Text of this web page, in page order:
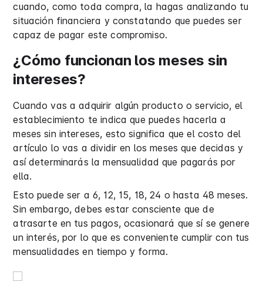
cuando, como toda compra, la hagas analizando tu
situación financiera y constatando que puedes ser
capaz de pagar este compromiso.
¿Cómo funcionan los meses sin
intereses?
Cuando vas a adquirir algún producto o servicio, el
establecimiento te indica que puedes hacerla a
meses sin intereses, esto significa que el costo del
artículo lo vas a dividir en los meses que decidas y
así determinarás la mensualidad que pagarás por
ella.
Esto puede ser a 6, 12, 15, 18, 24 o hasta 48 meses.
Sin embargo, debes estar consciente que de
atrasarte en tus pagos, ocasionará que sí se genere
un interés, por lo que es conveniente cumplir con tus
mensualidades en tiempo y forma.